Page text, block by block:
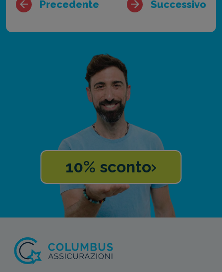
Precedente Successivo
10% sconto